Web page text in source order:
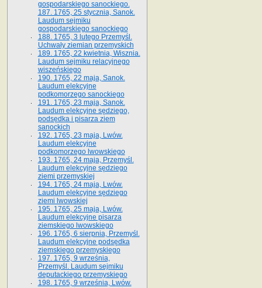
gospodarskiego sanockiego.
187. 1765, 25 stycznia, Sanok.
Laudum sejmiku
gospodarskiego sanockiego
188. 1765, 3 lutego Przemyśl.
Uchwały ziemian przemyskich
189. 1765, 22 kwietnia, Wisznia.
Laudum sejmiku relacyjnego
wiszeńskiego
190. 1765, 22 maja, Sanok.
Laudum elekcyjne
podkomorzego sanockiego
191. 1765, 23 maja, Sanok.
Laudum elekcyjne sędziego,
podsędka i pisarza ziem
sanockich
192. 1765, 23 maja, Lwów.
Laudum elekcyjne
podkomorzego lwowskiego
193. 1765, 24 maja, Przemyśl.
Laudum elekcyjne sędziego
ziemi przemyskiej
194. 1765, 24 maja, Lwów.
Laudum elekcyjne sędziego
ziemi lwowskiej
195. 1765, 25 maja, Lwów.
Laudum elekcyjne pisarza
ziemskiego lwowskiego
196. 1765, 6 sierpnia, Przemyśl.
Laudum elekcyjne podsędka
ziemskiego przemyskiego
197. 1765, 9 września,
Przemyśl. Laudum sejmiku
deputackiego przemyskiego
198. 1765, 9 września, Lwów.